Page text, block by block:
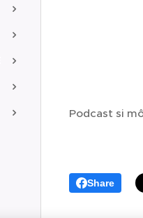
Podcast si
Share